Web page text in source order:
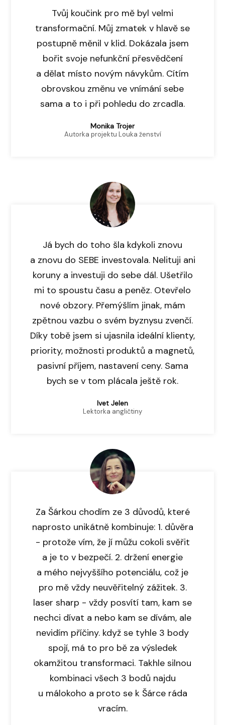
Tvůj koučink pro mě byl velmi
transformační. Můj zmatek v hlavě se
postupně měnil v klid. Dokázala jsem
bořit svoje nefunkční přesvědčení
a dělat místo novým návykům. Cítím
obrovskou změnu ve vnímání sebe
sama a to i při pohledu do zrcadla.
Monika Trojer
Autorka projektu Louka ženství
Já bych do toho šla kdykoli znovu
a znovu do SEBE investovala. Nelituji ani
koruny a investuji do sebe dál. Ušetřilo
mi to spoustu času a peněz. Otevřelo
nové obzory. Přemýšlím jinak, mám
zpětnou vazbu o svém byznysu zvenčí.
Díky tobě jsem si ujasnila ideální klienty,
priority, možnosti produktů a magnetů,
pasivní příjem, nastavení ceny. Sama
bych se v tom plácala ještě rok.
Ivet Jelen
Lektorka angličtiny
Za Šárkou chodím ze 3 důvodů, které
naprosto unikátně kombinuje: 1. důvěra
- protože vím, že jí můžu cokoli svěřit
a je to v bezpečí. 2. držení energie
a mého nejvyššího potenciálu, což je
pro mě vždy neuvěřitelný zážitek. 3.
laser sharp - vždy posvítí tam, kam se
nechci dívat a nebo kam se dívám, ale
nevidím příčiny. když se tyhle 3 body
spojí, má to pro bě za výsledek
okamžitou transformaci. Takhle silnou
kombinaci všech 3 bodů najdu
u málokoho a proto se k Šárce ráda
vracím.